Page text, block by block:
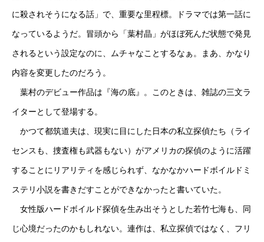
に殺されそうになる話」で、重要な里程標。ドラマでは第一話に
なっているようだ。冒頭から「葉村晶」がほぼ死んだ状態で発見
されるという設定なのに、ムチャなことするなぁ。まあ、かなり
内容を変更したのだろう。
葉村のデビュー作品は『海の底』。このときは、雑誌の三文ラ
イターとして登場する。
かつて都筑道夫は、現実に目にした日本の私立探偵たち（ライ
センスも、捜査権も武器もない）がアメリカの探偵のように活躍
することにリアリティを感じられず、なかなかハードボイルドミ
ステリ小説を書きだすことができなかったと書いていた。
女性版ハードボイルド探偵を生み出そうとした若竹七海も、同
じ心境だったのかもしれない。連作は、私立探偵ではなく、フリ